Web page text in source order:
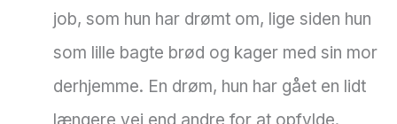
job, som hun har drømt om, lige siden hun
som lille bagte brød og kager med sin mor
derhjemme. En drøm, hun har gået en lidt